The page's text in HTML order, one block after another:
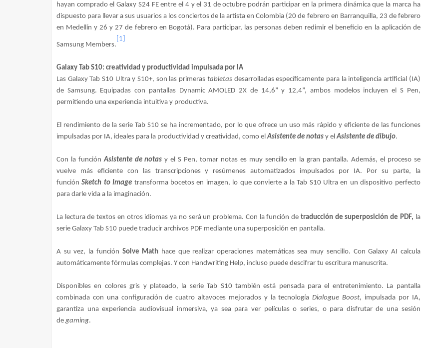
hayan comprado el Galaxy S24 FE entre el 4 y el 31 de octubre podrán participar en la primera dinámica que la marca ha
dispuesto para llevar a sus usuarios a los conciertos de la artista en Colombia (20 de febrero en Barranquilla, 23 de febrero
en Medellín y 26 y 27 de febrero en Bogotá). Para participar, las personas deben redimir el beneficio en la aplicación de
Samsung Members.
[1]
Galaxy Tab S10: creatividad y productividad impulsada por IA
Las Galaxy Tab S10 Ultra y S10+, son las primeras tabletasdesarrolladas específicamente para la inteligencia artificial (IA)
de Samsung. Equipadas con pantallas Dynamic AMOLED 2X de 14,6” y 12,4”, ambos modelos incluyen el S Pen,
permitiendo una experiencia intuitiva y productiva.
El rendimiento de la serie Tab S10 se ha incrementado, por lo que ofrece un uso más rápido y eficiente de las funciones
impulsadas por IA, ideales para la productividad y creatividad, como elAsistente de notas y elAsistente de dibujo.
Con la funciónAsistente de notas y el S Pen, tomar notas es muy sencillo en la gran pantalla. Además, el proceso se
vuelve más eficiente con las transcripciones y resúmenes automatizados impulsados por IA. Por su parte, la
funciónSketch to Image transforma bocetos en imagen, lo que convierte a la Tab S10 Ultra en un dispositivo perfecto
para darle vida a la imaginación.
La lectura de textos en otros idiomas ya no será un problema. Con la función de traducción de superposición de PDF, la
serie Galaxy Tab S10 puede traducir archivos PDF mediante una superposición en pantalla.
A su vez, la función Solve Math hace que realizar operaciones matemáticas sea muy sencillo. Con Galaxy AI calcula
automáticamente fórmulas complejas. Y con Handwriting Help, incluso puede descifrar tu escritura manuscrita.
Disponibles en colores gris y plateado, la serie Tab S10 también está pensada para el entretenimiento. La pantalla
combinada con una configuración de cuatro altavoces mejorados y la tecnologíaDialogue Boost, impulsada por IA,
garantiza una experiencia audiovisual inmersiva, ya sea para ver películas o series, o para disfrutar de una sesión
de gaming.